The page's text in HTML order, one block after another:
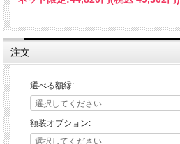
注文
選べる額縁:
額装オプション: